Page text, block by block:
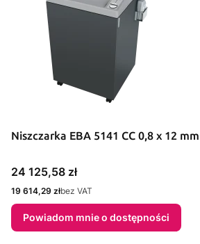
Niszczarka EBA 5141 CC 0,8 x 12 mm
Cena
24 125,58 zł
Cena
19 614,29 złbez VAT
Powiadom mnie o dostępności